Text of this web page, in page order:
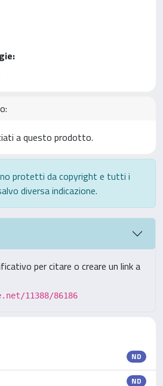
a questo prodotto.
protetti da copyright e tutti i
diversa indicazione.
per citare o creare un link a
11388/86186
ND
ND